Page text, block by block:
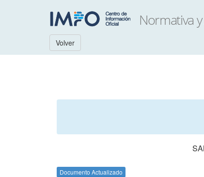
Volver
Documento Actualizado